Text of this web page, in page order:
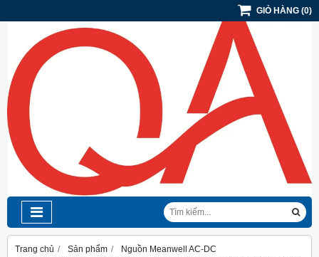
GIỎ HÀNG (0)
Trang chủ Sản phẩm
Nguồn Meanwell AC-DC